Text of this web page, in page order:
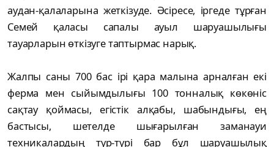
аудан-қалаларына жеткізуде. Әсіресе, іргеде тұрған
Семей қаласы сапалы ауыл шаруашылығы
тауарларын өткізуге таптырмас нарық.
Жалпы саны 700 бас ірі қара малына арналған екі
ферма мен сыйымдылығы 100 тонналық көкөніс
сақтау қоймасы, егістік алқабы, шабындығы, ең
бастысы, шетелде шығарылған заманауи
техникалардың түр-түрі бар бұл шаруашылық